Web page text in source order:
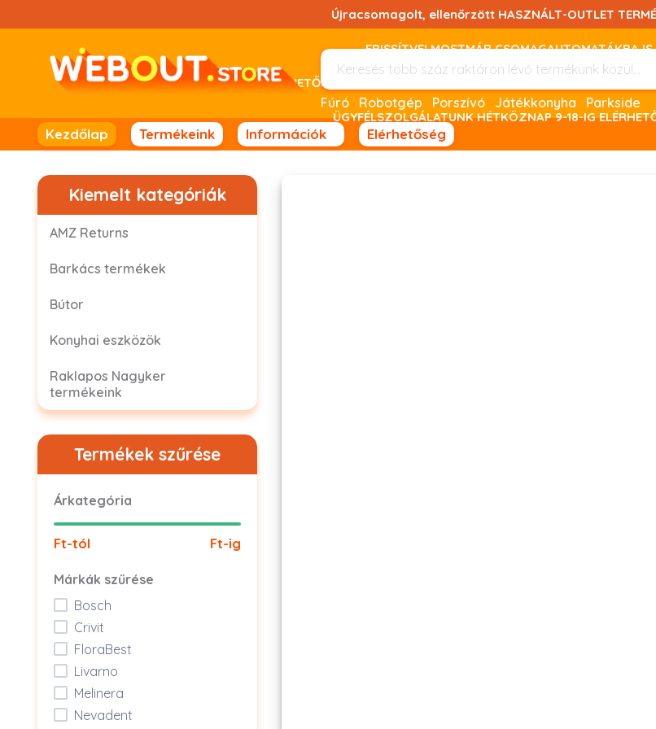
a
Újracsomagolt, ellenőrzött HASZNÁLT-OUTLET
FRISSÍTVE! MOSTMÁR CSOMAGAUTOMATÁKBA IS
UTÁNVÉTELES FIZETÉSRE NINCS LEHETŐSÉG! FIZETNI ONLINE BANKKÁRTYÁVAL LEHETSÉGES,
ÜGYFÉLSZOLGÁLATUNK HÉTKÖZNAP 9-18-IG
Fúró Robotgép Porszívó Játékkonyha Parkside
Kezdőlap Termékeink Információk Elérhetőség
Kiemelt kategóriák
AMZ Returns
Barkács termékek
Bútor
Konyhai eszközök
Raklapos Nagyker
termékeink
Termékek szűrése
Árkategória
Ft-tól Ft-ig
Márkák szűrése
Bosch
Crivit
FloraBest
Livarno
Melinera
Nevadent